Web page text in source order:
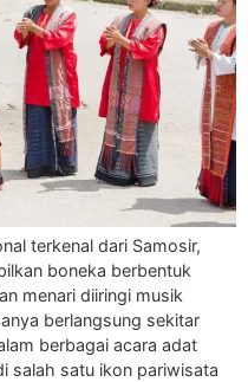
terkenal dari Samosir,
boneka berbentuk
menari diiringi musik
berlangsung sekitar
berbagai acara adat
salah satu ikon pariwisata